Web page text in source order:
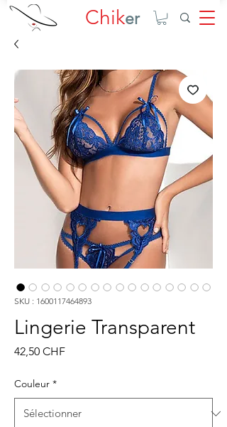
Chiker
SKU : 1600117464893
Lingerie Transparent
42,50 CHFPrix
Couleur *